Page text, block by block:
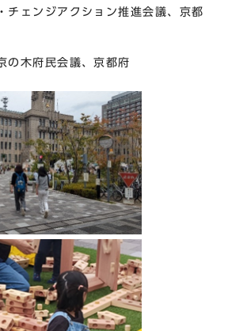
チェンジアクション推進会議、京都
の木府民会議、京都府